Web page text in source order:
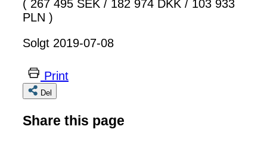
( 267 495 SEK / 182 974 DKK / 103 933
PLN )
Solgt 2019-07-08
Print
Del
Share this page